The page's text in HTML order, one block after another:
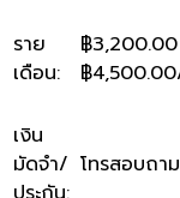
ราย
เดือน:
฿
฿
เงิน
มัดจำ/ โทรสอบถาม